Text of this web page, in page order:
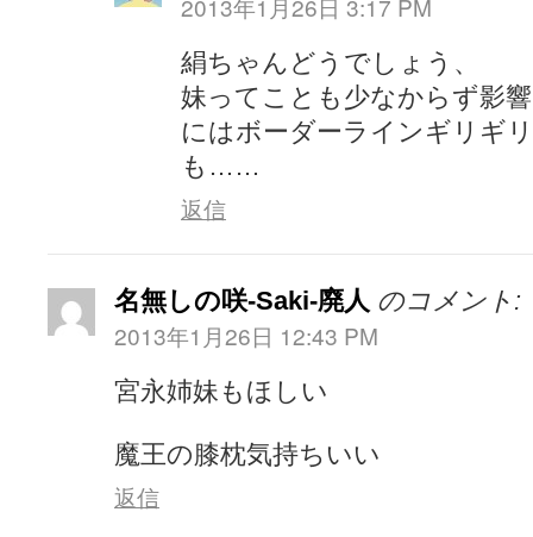
絹ちゃんどうでしょう、
妹ってことも少なからず影
にはボーダーラインギリギ
も……
返信
名無しの咲-Saki-廃人 のコメント:
2013年1月26日 12:43 PM
宮永姉妹もほしい
魔王の膝枕気持ちいい
返信